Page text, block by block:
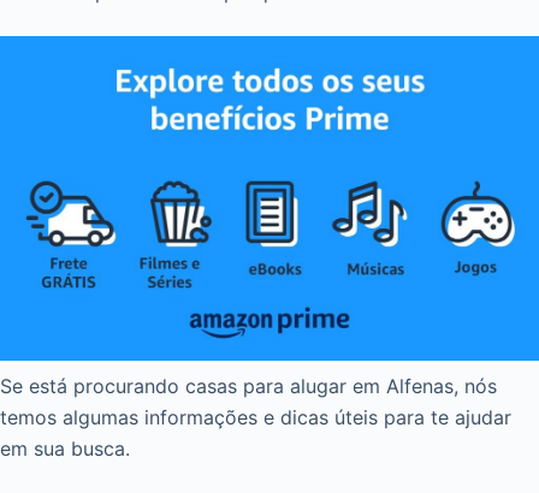
Se está procurando casas para alugar em Alfenas, nós
temos algumas informações e dicas úteis para te ajudar
em sua busca.